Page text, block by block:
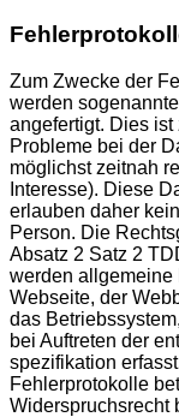
Zum Zwecke der
werden
angefertigt. Dies
Probleme bei der
möglichst zeitnah
Interesse). Diese
erlauben daher
Person. Die
Absatz 2 Satz 2
werden allgemeine
Webseite, der
das
bei Auftreten der
spezifikation
Fehlerprotokolle
Widerspruchsrecht